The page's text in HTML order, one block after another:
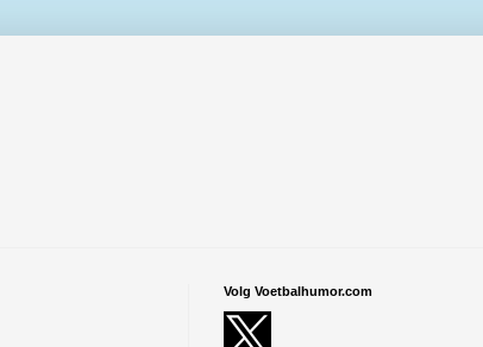
Volg Voetbalhumor.com